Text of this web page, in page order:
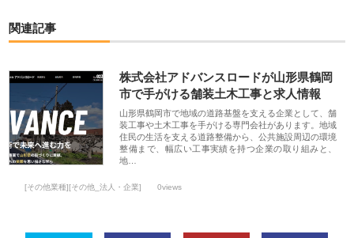
関連記事
株式会社アドバンスロードが山形県鶴岡
市で手がける舗装土木工事と求人情報
山形県鶴岡市で地域の道路基盤を支える企業として、舗
装工事や土木工事を手がける専門会社があります。地域
住民の生活を支える道路整備から、公共施設周辺の環境
整備まで、幅広い工事実績を持つ企業の取り組みと、
地…
[その他業種][その他_法人・企業] 0views